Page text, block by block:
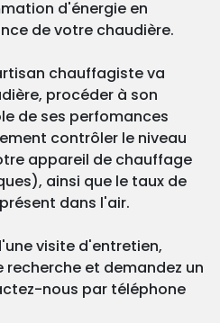
d'énergie en
de votre chaudière.
chauffagiste va
procéder à son
de ses perfomances
contrôler le niveau
appareil de chauffage
ainsi que le taux de
dans l'air.
visite d'entretien,
et demandez un
nous par téléphone